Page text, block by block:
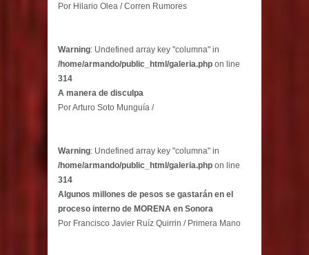
Por Hilario Olea / Corren Rumores
Warning: Undefined array key "columna" in
/home/armando/public_html/galeria.php on line
314
A manera de disculpa
Por Arturo Soto Munguía /
Warning: Undefined array key "columna" in
/home/armando/public_html/galeria.php on line
314
Algunos millones de pesos se gastarán en el
proceso interno de MORENA en Sonora
Por Francisco Javier Ruíz Quirrin / Primera Mano